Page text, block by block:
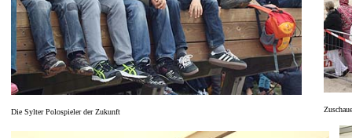
Die Sylter Polospieler der Zukunft